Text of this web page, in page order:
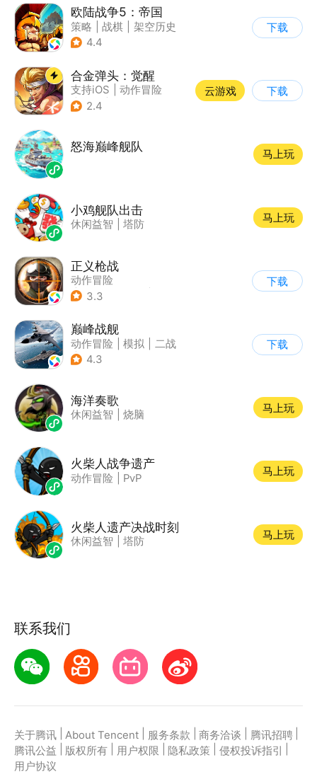
欧陆战争5：帝国
策略 战棋
架空历史
| 欧陆战争
4.4
下载
合金弹头：觉醒
支持iOS
动作冒险
| 射击
2.4
云游戏 下载
怒海巅峰舰队
马上玩
小鸡舰队出击
休闲益智 塔防
马上玩
正义枪战
动作冒险
| 第一人称射击
3.3
下载
巅峰战舰
动作冒险 模拟
二战
| 战术竞技
4.3
下载
海洋奏歌
休闲益智 烧脑
马上玩
火柴人战争遗产
动作冒险 PvP
马上玩
火柴人遗产决战时刻
休闲益智 塔防
马上玩
联系我们
关于腾讯 About Tencent 服务条款 商务洽谈 腾讯招聘
腾讯公益
版权所有 用户权限 隐私政策 侵权投诉指引
用户协议